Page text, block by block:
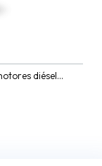
diésel